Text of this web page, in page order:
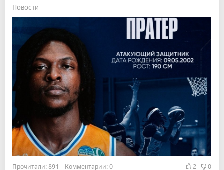
Новости
Прочитали: 891 Комментарии: 0 2 0